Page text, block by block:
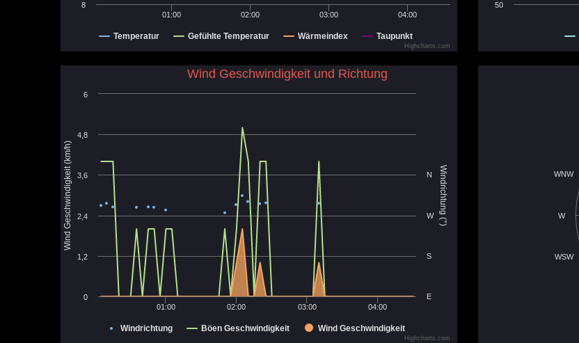
Temperatur Gefühlte Temperatur Wärmeindex Taupunkt
01:00 02:00 03:00 04:00
8
Highcharts.com
50
Wind Geschwindigkeit (km/h) Windrichtung (°)
Windrichtung Böen Geschwindigkeit Wind Geschwindigkeit
01:00 02:00 03:00 04:00
0
1,2
2,4
3,6
4,8
6
Highcharts.com
Wind Geschwindigkeit und Richtung
E
S
W
N
WSW
W
WNW